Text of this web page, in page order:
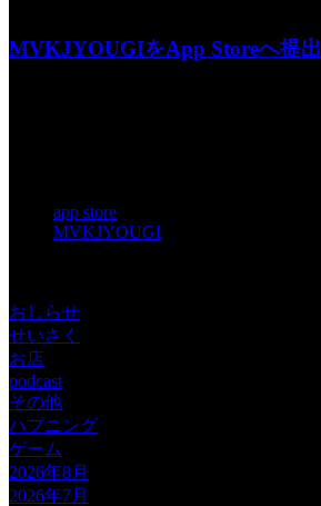
MVKJYOUGIをApp Storeへ提出
app store
MVKJYOUGI
おしらせ
せいさく
お店
podcast
その他
ハプニング
ゲーム
2026年8月
2026年7月